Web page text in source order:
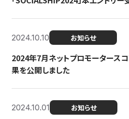
2024.10.10 お知らせ
2024年7月ネットプロモータースコ
果を公開しました
2024.10.01 お知らせ